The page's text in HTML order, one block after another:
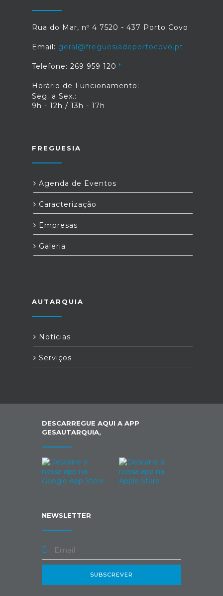
Rua do Mar, nº 4 7520 - 437 Porto Covo
Email: geral@freguesiadeportocovo.pt
Telefone: 269 959 120
Horário de Funcionamento:
Seg. a Sex.:
9h - 12h / 13h - 17h
FREGUESIA
Agenda de Eventos
Caracterização
Empresas
Galeria
AUTARQUIA
Notícias
Serviços
DESCARREGUE AQUI A APP
GESAUTARQUIA,
NEWSLETTER
SUBSCREVER